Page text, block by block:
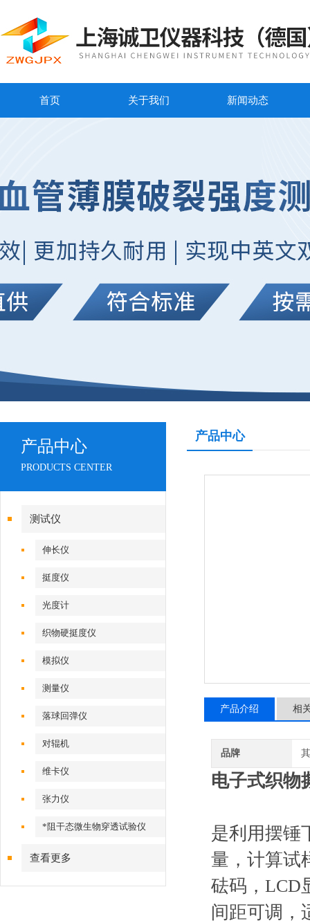
首页 关于我们 新闻动态
产品中心
PRODUCTS CENTER
测试仪
伸长仪
挺度仪
光度计
织物硬挺度仪
模拟仪
测量仪
落球回弹仪
对辊机
维卡仪
张力仪
*阻干态微生物穿透试验仪
查看更多
产品中心
产品介绍 相
品牌
电子式织物
是利用摆锤
量，计算试
砝码，LCD
间距可调，